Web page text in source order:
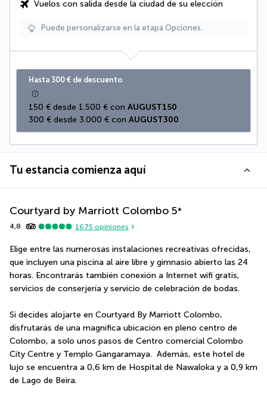
Vuelos con salida desde la ciudad de su elección
Puede personalizarse en la etapa Opciones.
Hasta 300 € de descuento
150 € desde 1.500 € con AUGUST150
300 € desde 3.000 € con AUGUST300
Tu estancia comienza aquí
Courtyard by Marriott Colombo 5*
4,8 1675 opiniones
Elige entre las numerosas instalaciones recreativas ofrecidas,
que incluyen una piscina al aire libre y gimnasio abierto las 24
horas. Encontrarás también conexión a Internet wifi gratis,
servicios de conserjería y servicio de celebración de bodas.
Si decides alojarte en Courtyard By Marriott Colombo,
disfrutarás de una magnífica ubicación en pleno centro de
Colombo, a solo unos pasos de Centro comercial Colombo
City Centre y Templo Gangaramaya.  Además, este hotel de
lujo se encuentra a 0,6 km de Hospital de Nawaloka y a 0,9 km
de Lago de Beira.